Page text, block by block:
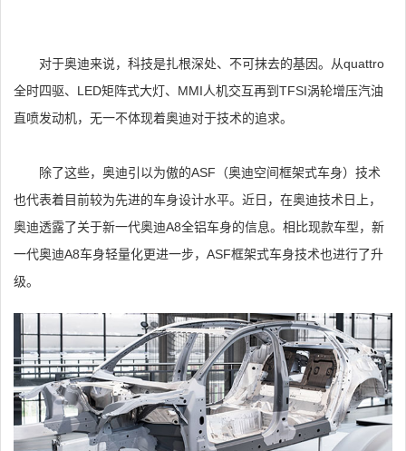
对于奥迪来说，科技是扎根深处、不可抹去的基因。从quattro
全时四驱、LED矩阵式大灯、MMI人机交互再到TFSI涡轮增压汽油
直喷发动机，无一不体现着奥迪对于技术的追求。
除了这些，奥迪引以为傲的ASF（奥迪空间框架式车身）技术
也代表着目前较为先进的车身设计水平。近日，在奥迪技术日上，
奥迪透露了关于新一代奥迪A8全铝车身的信息。相比现款车型，新
一代奥迪A8车身轻量化更进一步，ASF框架式车身技术也进行了升
级。